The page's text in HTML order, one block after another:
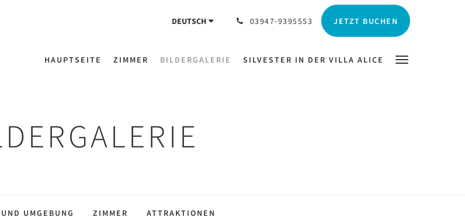
DEUTSCH 03947-9395553 JETZT BUCHEN
HAUPTSEITE ZIMMER BILDERGALERIE SILVESTER IN DER VILLA ALICE
UMGEBUNG ZIMMER ATTRAKTIONEN